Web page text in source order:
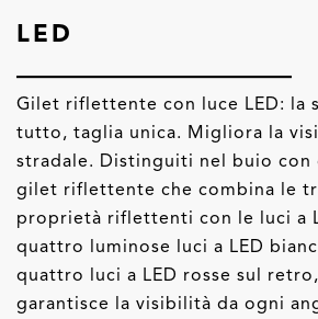
LED
Gilet riflettente con luce LED: la
tutto, taglia unica. Migliora la
stradale. Distinguiti nel buio con
gilet riflettente che combina le
proprietà riflettenti con le luci a
quattro luminose luci a LED
quattro luci a LED rosse sul
garantisce la visibilità da ogni